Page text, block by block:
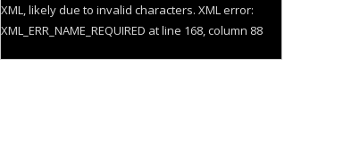
XML, likely due to invalid characters. XML error:
XML_ERR_NAME_REQUIRED at line 168, column 88